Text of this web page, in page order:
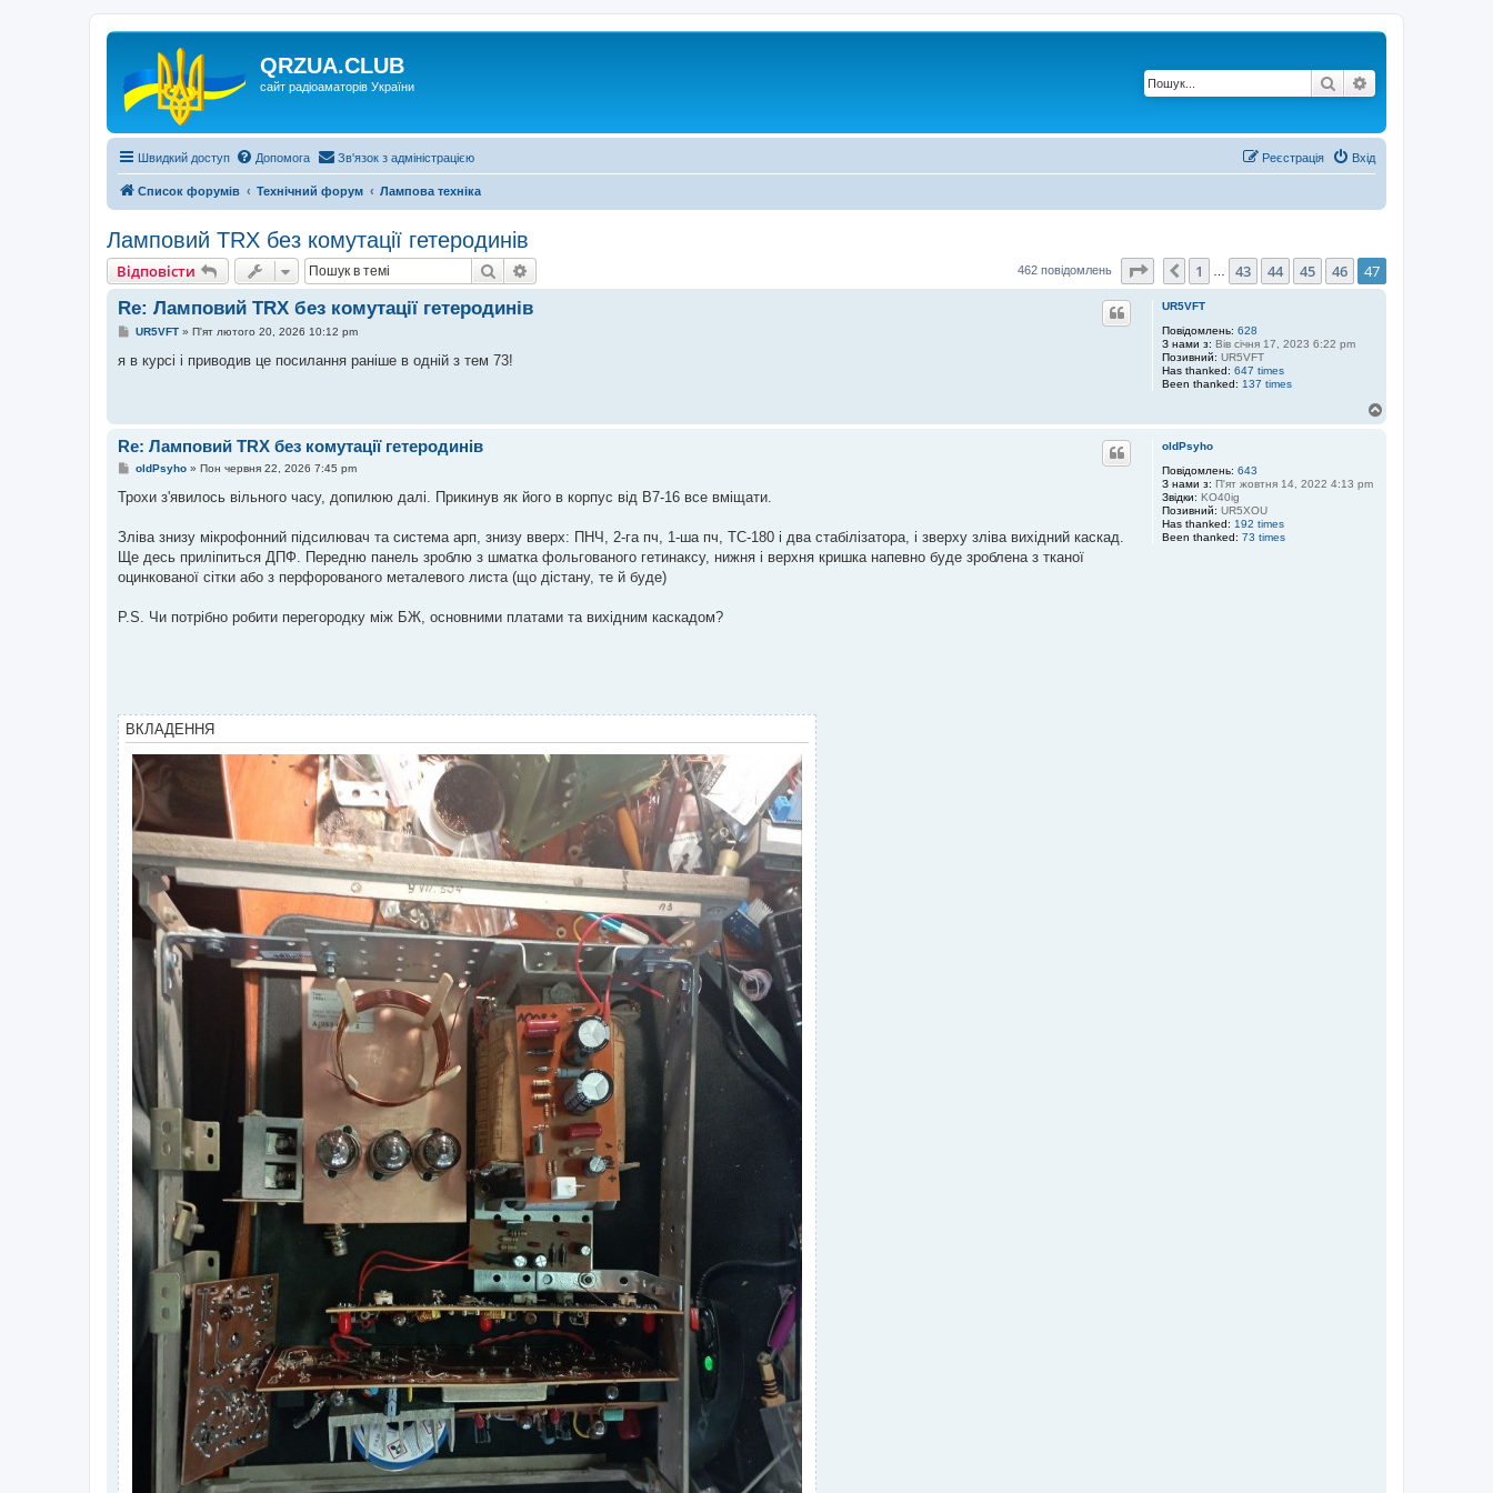
QRZUA.CLUB
сайт радіоаматорів України Пошук
Швидкий доступ Допомога Зв'язок з адміністрацією Вхід
Реєстрація
Список форумів Технічний форум Лампова техніка
Ламповий TRX без комутації гетеродинів
Відповісти Пошук 462 повідомлень Сторінка47 з47
Поперед.
1 43 44 45 46 47
UR5VFT
Повідомлень: 628
З нами з: Вів січня 17, 2023 6:22 pm
Позивний: UR5VFT
Has thanked: 647 times
Been thanked: 137 times
Re: Ламповий TRX без комутації гетеродинів
П
в
л
н
UR5VFT» П'ят лютого 20, 2026 10:12 pm
я в курсі і приводив це посилання раніше в одній з тем 73!
oldPsyho
Повідомлень: 643
З нами з: П'ят жовтня 14, 2022 4:13 pm
Звідки: KO40ig
Позивний: UR5XOU
Has thanked: 192 times
Been thanked: 73 times
Re: Ламповий TRX без комутації гетеродинів
П
в
о
л
е
н
я
oldPsyho» Пон червня 22, 2026 7:45 pm
Трохи з'явилось вільного часу, допилюю далі. Прикинув як його в корпус від В7-16 все вміщати.
Зліва знизу мікрофонний підсилювач та система арп, знизу вверх: ПНЧ, 2-га пч, 1-ша пч, ТС-180 і два стабілізатора, і зверху зліва вихідний каскад.
Ще десь приліпиться ДПФ. Передню панель зроблю з шматка фольгованого гетинаксу, нижня і верхня кришка напевно буде зроблена з тканої
оцинкованої сітки або з перфорованого металевого листа (що дістану, те й буде)
P.S. Чи потрібно робити перегородку між БЖ, основними платами та вихідним каскадом?
ВКЛАДЕННЯ